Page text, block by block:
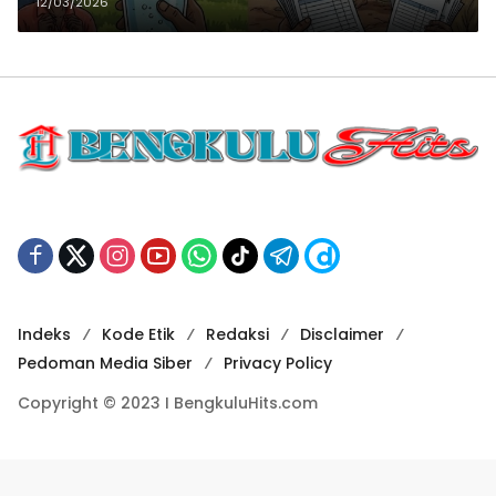
Makna Gratis
Indeks Kode Etik Redaksi
Disclaimer
Pedoman Media Siber
Privacy Policy
Copyright © 2023 I BengkuluHits.com